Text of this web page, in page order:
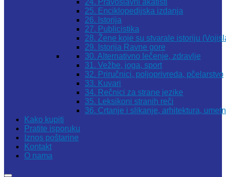
24. Pravoslavni akatisti
25. Enciklopedijska izdanja
26. Istorija
27. Publicistika
28. Žene koje su stvarale istoriju
29. Istorija Ravne gore
30. Alternativno lečenje, zdravlje
31. Vežbe, joga, sport
32. Priručnici, poljoprivreda, pčelarstvo
33. Kuvari
34. Rečnici za strane jezike
35. Leksikoni stranih reči
36. Crtanje i slikanje, arhitektura,
Kako kupiti
Pratite isporuku
Iznos poštarine
Kontakt
O nama